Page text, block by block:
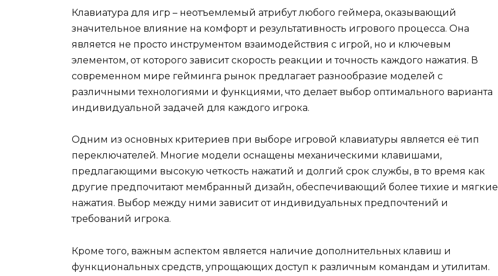
Клавиатура для игр – неотъемлемый атрибут любого геймера, оказывающий
значительное влияние на комфорт и результативность игрового процесса. Она
является не просто инструментом взаимодействия с игрой, но и ключевым
элементом, от которого зависит скорость реакции и точность каждого нажатия. В
современном мире гейминга рынок предлагает разнообразие моделей с
различными технологиями и функциями, что делает выбор оптимального варианта
индивидуальной задачей для каждого игрока.
Одним из основных критериев при выборе игровой клавиатуры является её тип
переключателей. Многие модели оснащены механическими клавишами,
предлагающими высокую четкость нажатий и долгий срок службы, в то время как
другие предпочитают мембранный дизайн, обеспечивающий более тихие и мягкие
нажатия. Выбор между ними зависит от индивидуальных предпочтений и
требований игрока.
Кроме того, важным аспектом является наличие дополнительных клавиш и
функциональных средств, упрощающих доступ к различным командам и утилитам.